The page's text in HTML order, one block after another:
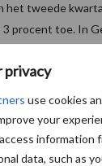
privacy
use cookies
your
information
data, such as
het tweede
procent toe. In
steeg de
kwartaal van